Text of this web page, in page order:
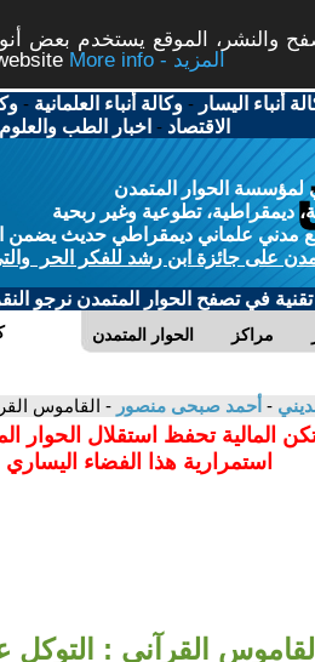
والنشر، الموقع يستخدم بعض
More info - المزيد
أنباء اليسار -وكالة أنباء العلمانية -
الاقتصاد - اخبار الطب والعلوم
لمؤسسة الحوار المتمدن
ديمقراطية، تطوعية وغير ربحية
علماني ديمقراطي حديث يضمن
على جائزة ابن رشد للفكر الحر
في تصفح الحوار المتمدن نرجو
الحوار المتمدن مراكز
- أحمد صبحى منصور - القاموس
المالية تحفظ استقلال الحوار
استمرارية هذا الفضاء اليساري
القاموس القرآنى : التوكل